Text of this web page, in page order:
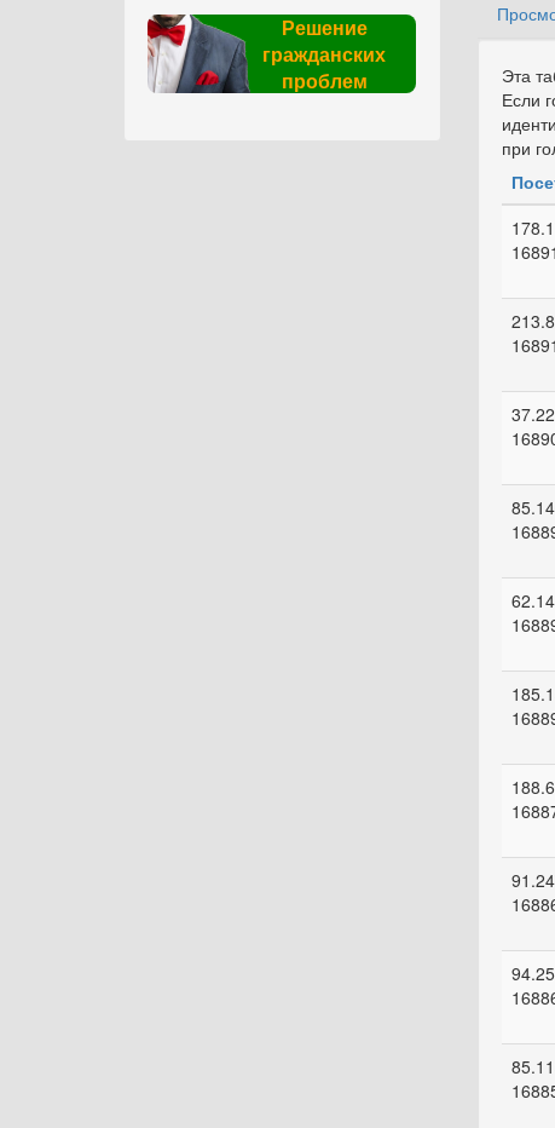
Решение
гражданских
проблем
Эта
Если
при